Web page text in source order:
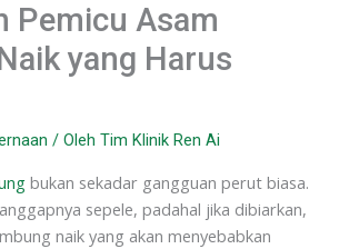
Pemicu Asam
yang Harus
/ Oleh Tim Klinik Ren Ai
bukan sekadar gangguan perut biasa.
sepele, padahal jika dibiarkan,
naik yang akan menyebabkan